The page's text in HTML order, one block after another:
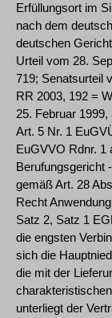
Erfüllungsort im
nach dem
deutschen
Urteil vom 28.
719; Senatsurteil
RR 2003, 192 =
25. Februar
Art. 5 Nr. 1
EuGVVO Rdnr. 1
Berufungsgericht
gemäß Art. 28
Recht
Satz 2, Satz 1
die engsten
sich die
die mit der
unterliegt der